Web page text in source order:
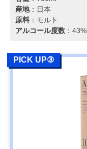
産地：日本
原料 ：モルト
アルコール度数 ：43%
PICK UP③